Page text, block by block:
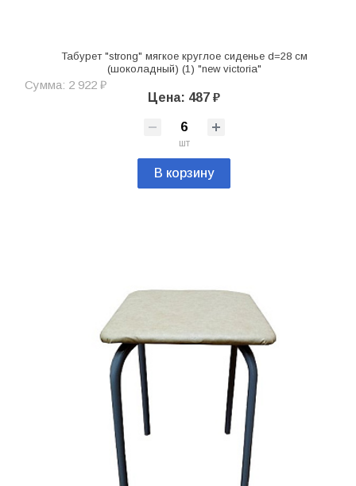
Табурет "strong" мягкое круглое сиденье d=28 см
(шоколадный) (1) "new victoria"
Сумма: 2 922 ₽
Цена: 487 ₽
шт
В корзину